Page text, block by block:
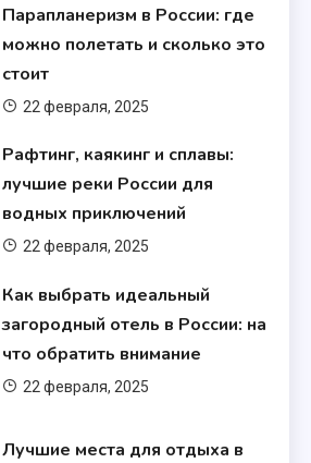
Парапланеризм в России: где
можно полетать и сколько это
стоит
22 февраля, 2025
Рафтинг, каякинг и сплавы:
лучшие реки России для
водных приключений
22 февраля, 2025
Как выбрать идеальный
загородный отель в России: на
что обратить внимание
22 февраля, 2025
Лучшие места для отдыха в